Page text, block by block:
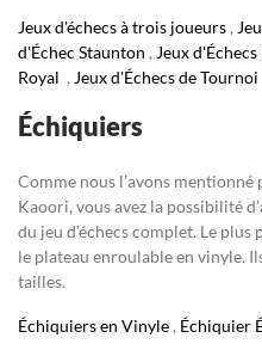
Jeux d'échecs à trois joueurs ,
d'Échec Staunton , Jeux
Royal , Jeux d'Échecs de Tournoi
Échiquiers
Comme nous l’avons mentionné
Kaoori, vous avez la possibilité
du jeu d’échecs complet. Le plus
le plateau enroulable en vinyle.
tailles.
Échiquiers en Vinyle , Échiquier